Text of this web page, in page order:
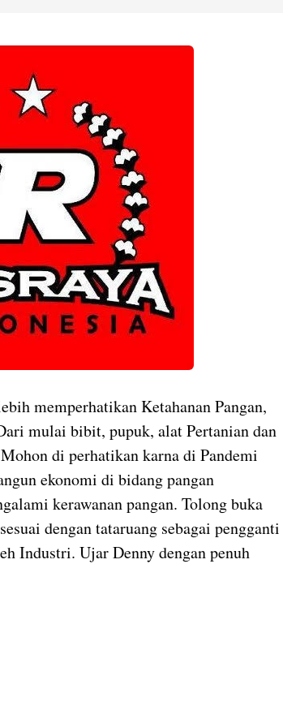
memperhatikan Ketahanan Pangan,
mulai bibit, pupuk, alat Pertanian dan
di perhatikan karna di Pandemi
ekonomi di bidang pangan
kerawanan pangan. Tolong buka
dengan tataruang sebagai pengganti
Industri. Ujar Denny dengan penuh